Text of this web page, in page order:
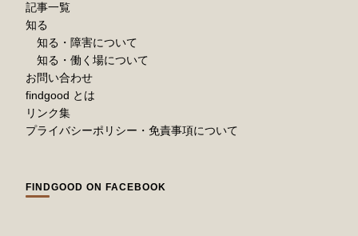
記事一覧
知る
知る・障害について
知る・働く場について
お問い合わせ
findgood とは
リンク集
プライバシーポリシー・免責事項について
FINDGOOD ON FACEBOOK